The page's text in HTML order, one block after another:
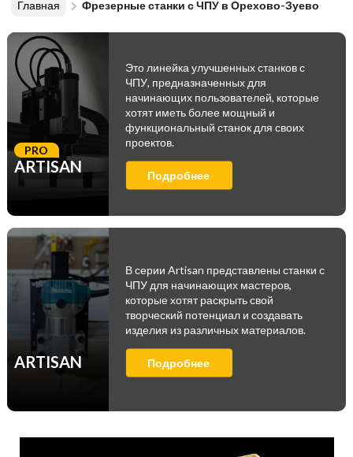
Главная Фрезерные станки с ЧПУ в Орехово-Зуево
ARTISAN
PRO
Это линейка улучшенных станков с
ЧПУ, предназначенных для
начинающих пользователей, которые
хотят иметь более мощный и
функциональный станок для своих
проектов.
Подробнее
ARTISAN
В серии Artisan представлены станки с
ЧПУ для начинающих мастеров,
которые хотят раскрыть свой
творческий потенциал и создавать
изделия из различных материалов.
Подробнее